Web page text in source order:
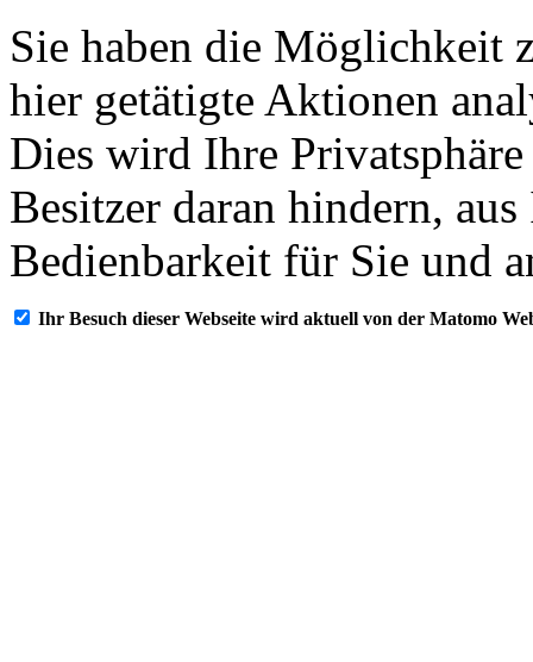
Sie haben die Möglichkeit
hier getätigte Aktionen
Dies wird Ihre
Besitzer daran hindern,
Bedienbarkeit für Sie und
Ihr Besuch dieser Webseite wird aktuell von der Matomo